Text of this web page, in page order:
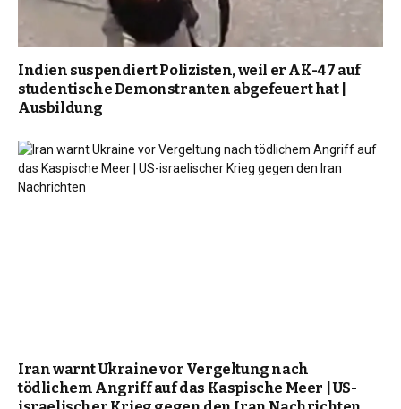
Indien suspendiert Polizisten, weil er AK-47 auf
studentische Demonstranten abgefeuert hat |
Ausbildung
Iran warnt Ukraine vor Vergeltung nach
tödlichem Angriff auf das Kaspische Meer | US-